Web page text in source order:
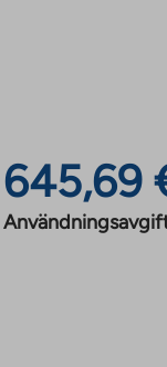
645,69